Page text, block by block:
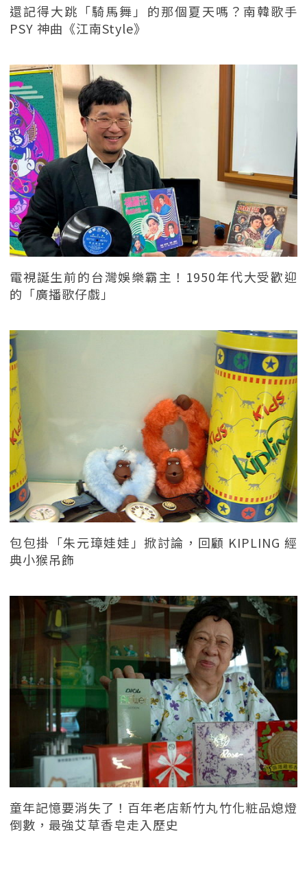
還記得大跳「騎馬舞」的那個夏天嗎？南韓歌手
PSY 神曲《江南Style》
電視誕生前的台灣娛樂霸主！1950年代大受歡迎
的「廣播歌仔戲」
包包掛「朱元璋娃娃」掀討論，回顧 KIPLING 經
典小猴吊飾
童年記憶要消失了！百年老店新竹丸竹化粧品熄燈
倒數，最強艾草香皂走入歷史